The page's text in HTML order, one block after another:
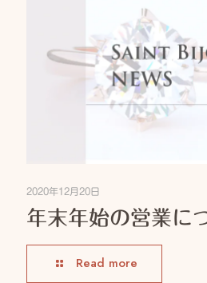
2020年12月20日
年末年始の営業に
Read more